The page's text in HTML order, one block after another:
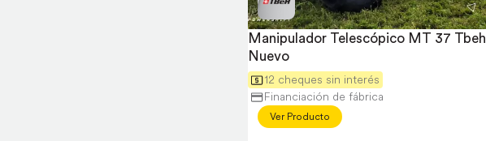
Manipulador Telescópico MT 37 Tbeh
Nuevo
12 cheques sin interés
Financiación de fábrica
Ver Producto